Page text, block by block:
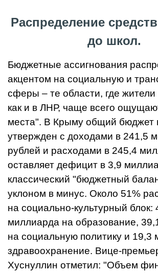
Распределение
до школ.
Бюджетные ассигнования
акцентом на социальную и
сферы – те области, где жители
как и в ЛНР, чаще всего
места". В Крыму общий бюджет
утвержден с доходами в 241,5
рублей и расходами в 245,4
оставляет дефицит в 3,9
классический "бюджетный
уклоном в минус. Около 51%
на социально-культурный блок:
миллиарда на образование,
на социальную политику и 19,3
здравоохранение. Вице-
Хуснуллин отметил: "Объем